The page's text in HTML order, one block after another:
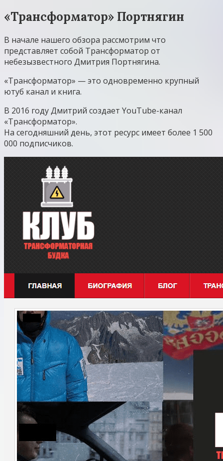
«Трансформатор» Портнягин
В начале нашего обзора рассмотрим что
представляет собой Трансформатор от
небезызвестного Дмитрия Портнягина.
«Трансформатор» — это одновременно крупный
ютуб канал и книга.
В 2016 году Дмитрий создает YouTube-канал
«Трансформатор».
На сегодняшний день, этот ресурс имеет более 1 500
000 подписчиков.